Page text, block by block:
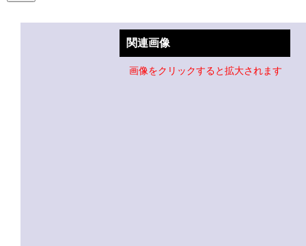
関連画像
画像をクリックすると拡大されます